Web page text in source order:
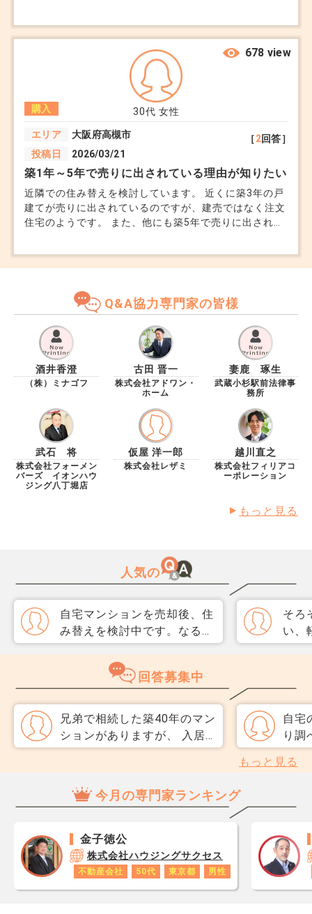
ています。 階は違うので頻繁に顔を合わせることはな
いかもしれませんが、エレベーターや共用施設で顔を合
わせることはあると思います。 子供の学区内でやっと
見つかった物件なのですごく迷っています。アドバイス
30代 女性
購入
エリア
大阪府高槻市
投稿日
2026/03/21
［2回答］
678 view
築1年～5年で売りに出されている理由が知りたい
近隣での住み替えを検討しています。 近くに築3年の戸
建てが売りに出されているのですが、建売ではなく注文
住宅のようです。 また、他にも築5年で売りに出されて
地も良く夫も気に入っていましたが、もし売却理由が離
たくて不動産会社に聞いても教えてもらえませんでし
た。 築浅物件で売出中のものは、どんな理由が一番多
いですか？ 可能性で構いませんので、考えられるもの
としてどんな理由があるのか、教えてください。
Q&A協力専門家の皆様
酒井香澄
（株）ミナゴフ
古田 晋一
株式会社アドワン・
ホーム
妻鹿 琢生
武蔵小杉駅前法律事
務所
武石 将
株式会社フォーメン
バーズ イオンハウ
ジング八丁堀店
仮屋 洋一郎
株式会社レザミ
越川直之
株式会社フィリアコ
ーポレーション
もっと見る
人気の
自宅マンションを売却後、住
み替えを検討中です。なるべ
く3か月以内に売却をしたい
のですが、一般媒介と専任媒
介で迷っています。 窓口は
だと思うのですが、友人には
専任をおすすめされました。
それぞれメリットデメリット
そろ
い、
取り
直、
のか
だ、
スコ
が1
です
あり
ロで
回答募集中
兄弟で相続した築40年のマン
ションがありますが、 入居
者も減っており修繕積立金の
売却か賃貸かで意見が割れて
おり、管理組合の合意も得に
でしょうか。
自宅
り調
根が
接伝
ませ
もっと見る
今月の専門家ランキング
金子徳公
株式会社ハウジングサクセス
不動産会社 50代 東京都 男性